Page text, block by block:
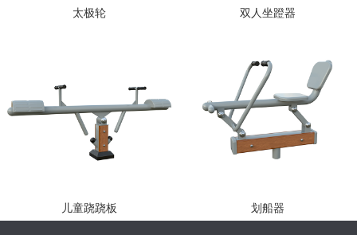
太极轮 双人坐蹬器
儿童跷跷板 划船器